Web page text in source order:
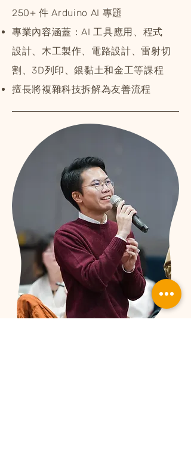
250+ 件 Arduino AI 專題
專業內容涵蓋：AI 工具應用、程式
設計、木工製作、電路設計、雷射切
割、3D列印、銀黏土和金工等課程
擅長將複雜科技拆解為友善流程